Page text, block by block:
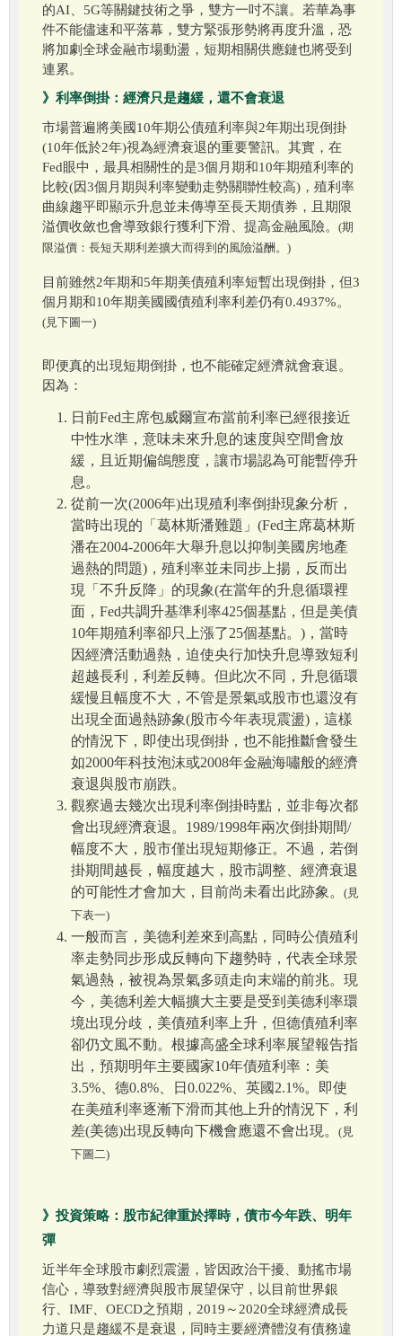
的AI、5G等關鍵技術之爭，雙方一吋不讓。若華為事
件不能儘速和平落幕，雙方緊張形勢將再度升溫，恐
將加劇全球金融市場動盪，短期相關供應鏈也將受到
連累。
》利率倒掛：經濟只是趨緩，還不會衰退
市場普遍將美國10年期公債殖利率與2年期出現倒掛
(10年低於2年)視為經濟衰退的重要警訊。其實，在
Fed眼中，最具相關性的是3個月期和10年期殖利率的
比較(因3個月期與利率變動走勢關聯性較高)，殖利率
曲線趨平即顯示升息並未傳導至長天期債券，且期限
溢價收斂也會導致銀行獲利下滑、提高金融風險。 (期
限溢價：長短天期利差擴大而得到的風險溢酬。)
目前雖然2年期和5年期美債殖利率短暫出現倒掛，但3
個月期和10年期美國國債殖利率利差仍有0.4937%。
(見下圖一)
即便真的出現短期倒掛，也不能確定經濟就會衰退。
因為：
日前Fed主席包威爾宣布當前利率已經很接近
中性水準，意味未來升息的速度與空間會放
緩，且近期偏鴿態度，讓市場認為可能暫停升
息。
從前一次(2006年)出現殖利率倒掛現象分析，
當時出現的「葛林斯潘難題」(Fed主席葛林斯
潘在2004-2006年大舉升息以抑制美國房地產
過熱的問題)，殖利率並未同步上揚，反而出
現「不升反降」的現象(在當年的升息循環裡
面，Fed共調升基準利率425個基點，但是美債
10年期殖利率卻只上漲了25個基點。)，當時
因經濟活動過熱，迫使央行加快升息導致短利
超越長利，利差反轉。但此次不同，升息循環
緩慢且幅度不大，不管是景氣或股市也還沒有
出現全面過熱跡象(股市今年表現震盪)，這樣
的情況下，即使出現倒掛，也不能推斷會發生
如2000年科技泡沫或2008年金融海嘯般的經濟
衰退與股市崩跌。
觀察過去幾次出現利率倒掛時點，並非每次都
會出現經濟衰退。1989/1998年兩次倒掛期間/
幅度不大，股市僅出現短期修正。不過，若倒
掛期間越長，幅度越大，股市調整、經濟衰退
的可能性才會加大，目前尚未看出此跡象。 (見
下表一)
一般而言，美德利差來到高點，同時公債殖利
率走勢同步形成反轉向下趨勢時，代表全球景
氣過熱，被視為景氣多頭走向末端的前兆。現
今，美德利差大幅擴大主要是受到美德利率環
境出現分歧，美債殖利率上升，但德債殖利率
卻仍文風不動。根據高盛全球利率展望報告指
出，預期明年主要國家10年債殖利率：美
3.5%、德0.8%、日0.022%、英國2.1%。即使
在美殖利率逐漸下滑而其他上升的情況下，利
差(美德)出現反轉向下機會應還不會出現。 (見
下圖二)
》投資策略：股市紀律重於擇時，債市今年跌、明年
彈
近半年全球股市劇烈震盪，皆因政治干擾、動搖市場
信心，導致對經濟與股市展望保守，以目前世界銀
行、IMF、OECD之預期，2019～2020全球經濟成長
力道只是趨緩不是衰退，同時主要經濟體沒有債務違